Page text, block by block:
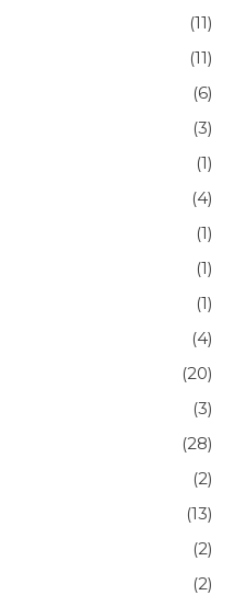
(11)
(11)
(6)
(3)
(1)
(4)
(1)
(1)
(1)
(4)
(20)
(3)
(28)
(2)
(13)
(2)
(2)